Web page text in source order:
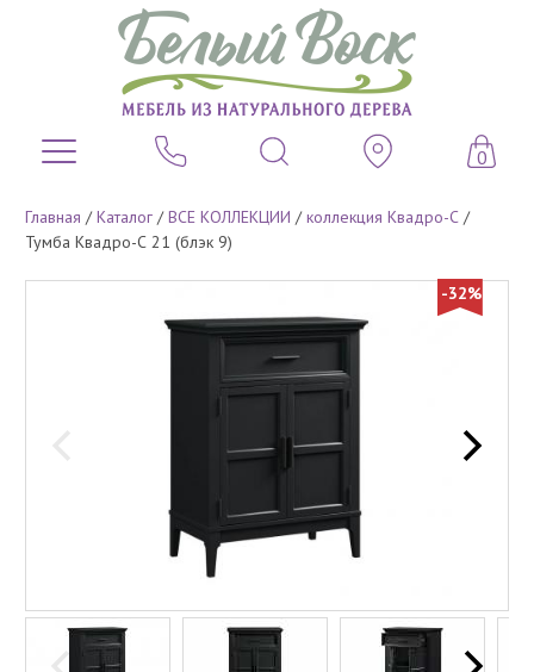
0
Главная /Каталог /ВСЕ КОЛЛЕКЦИИ /коллекция Квадро-С /
Тумба Квадро-С 21 (блэк 9)
-32%